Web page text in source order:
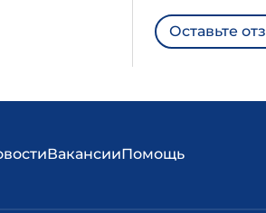
Оставьте
ВакансииПомощь